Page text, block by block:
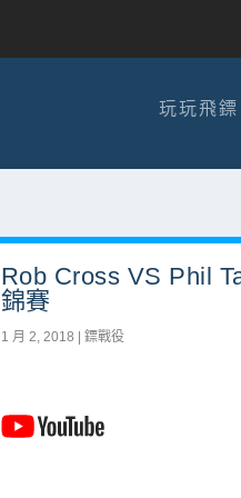
玩玩飛鏢
Rob Cross VS Phil
錦賽
1 月 2, 2018 鏢戰役